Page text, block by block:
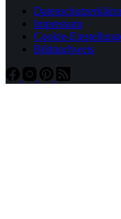
Impressum
Cookie-
Bildnachweis